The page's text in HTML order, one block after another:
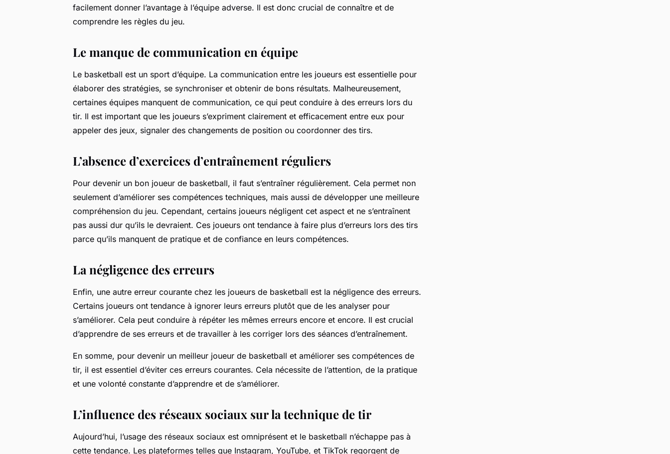
facilement donner l’avantage à l’équipe adverse. Il est donc crucial de connaître et de
comprendre les règles du jeu.
Le manque de communication en équipe
Le basketball est un sport d’équipe. La communication entre les joueurs est essentielle pour
élaborer des stratégies, se synchroniser et obtenir de bons résultats. Malheureusement,
certaines équipes manquent de communication, ce qui peut conduire à des erreurs lors du
tir. Il est important que les joueurs s’expriment clairement et efficacement entre eux pour
appeler des jeux, signaler des changements de position ou coordonner des tirs.
L’absence d’exercices d’entraînement réguliers
Pour devenir un bon joueur de basketball, il faut s’entraîner régulièrement. Cela permet non
seulement d’améliorer ses compétences techniques, mais aussi de développer une meilleure
compréhension du jeu. Cependant, certains joueurs négligent cet aspect et ne s’entraînent
pas aussi dur qu’ils le devraient. Ces joueurs ont tendance à faire plus d’erreurs lors des tirs
parce qu’ils manquent de pratique et de confiance en leurs compétences.
La négligence des erreurs
Enfin, une autre erreur courante chez les joueurs de basketball est la négligence des erreurs.
Certains joueurs ont tendance à ignorer leurs erreurs plutôt que de les analyser pour
s’améliorer. Cela peut conduire à répéter les mêmes erreurs encore et encore. Il est crucial
d’apprendre de ses erreurs et de travailler à les corriger lors des séances d’entraînement.
En somme, pour devenir un meilleur joueur de basketball et améliorer ses compétences de
tir, il est essentiel d’éviter ces erreurs courantes. Cela nécessite de l’attention, de la pratique
et une volonté constante d’apprendre et de s’améliorer.
L’influence des réseaux sociaux sur la technique de tir
Aujourd’hui, l’usage des réseaux sociaux est omniprésent et le basketball n’échappe pas à
cette tendance. Les plateformes telles que Instagram, YouTube, et TikTok regorgent de